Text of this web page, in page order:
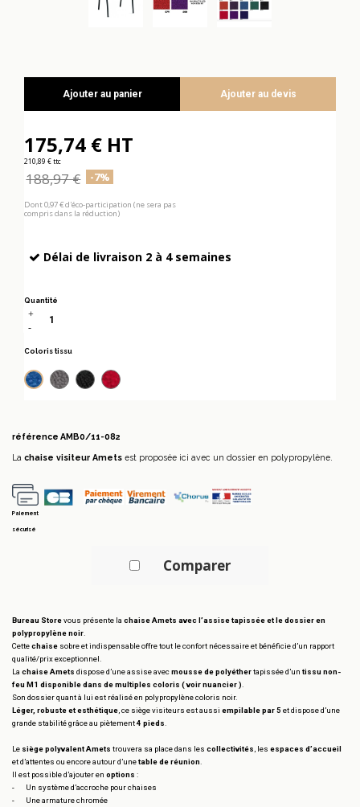
Ajouter au panier Ajouter au devis
175,74 € HT
210,89 € ttc
188,97 € -7%
Dont 0,97 € d'éco-participation (ne sera pas
compris dans la réduction)
Délai de livraison 2 à 4 semaines
Coloris tissu
BleuGrisNoirRouge
Quantité
référence AMB0/11-082
La chaise visiteur Amets est proposée ici avec un dossier en polypropylène.
Paiement
sécurisé
Comparer
Bureau Storevous présente la chaise Amets avec l’assise tapissée et le dossier en
polypropylène noir
Cettechaise sobre et indispensable offre tout le confort nécessaire et bénéficie d’un rapport
qualité/prix exceptionnel.
La chaise Amets dispose d’une assise avecmousse de polyéthertapissée d’un tissu non-
feu M1 disponible dans de multiples coloris ( voir nuancier )
Son dossier quant à lui est réalisé en polypropylène coloris noir.
Léger, robuste et esthétique , ce siège visiteurs est aussi empilable par 5 et dispose d’une
grande stabilité grâce au piètement4 pieds
Le siège polyvalent Amets trouvera sa place dans les collectivités , les espaces d’accueil
et d’attentes ou encore autour d’unetable de réunion
Il est possible d’ajouter en options :
-
Un système d’accroche pour chaises
-
Une armature chromée